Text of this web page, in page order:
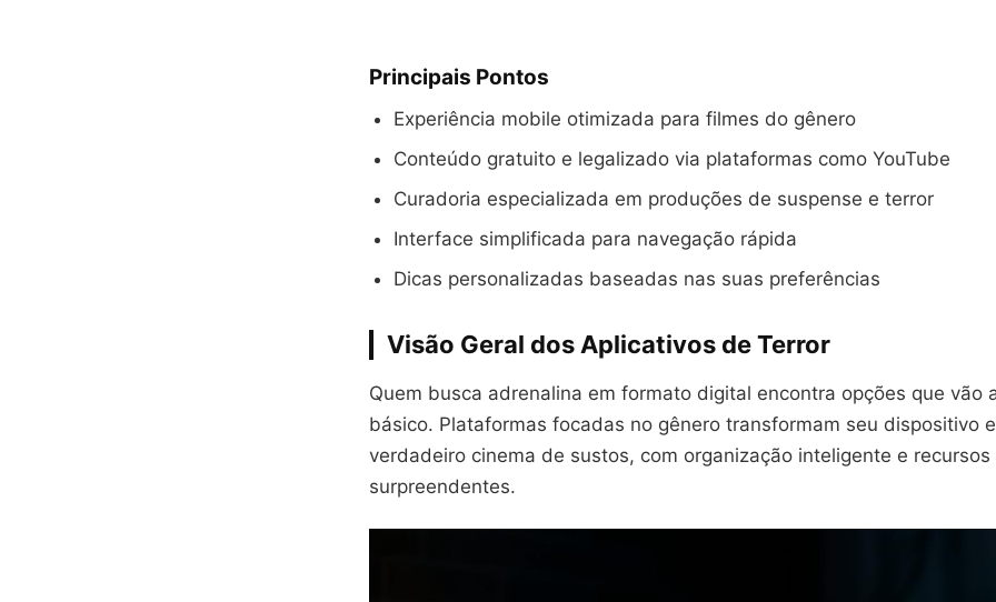
Principais Pontos
Experiência mobile otimizada para filmes do gênero
Conteúdo gratuito e legalizado via plataformas como YouTube
Curadoria especializada em produções de suspense e terror
Interface simplificada para navegação rápida
Dicas personalizadas baseadas nas suas preferências
Visão Geral dos Aplicativos de Terror
Quem busca adrenalina em formato digital encontra opções que vão
básico. Plataformas focadas no gênero transformam seu dispositivo
verdadeiro cinema de sustos, com organização inteligente e recursos
surpreendentes.